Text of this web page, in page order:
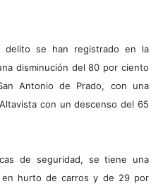
delito se han registrado en la
disminución del 80 por ciento
Antonio de Prado, con una
con un descenso del 65
de seguridad, se tiene una
hurto de carros y de 29 por